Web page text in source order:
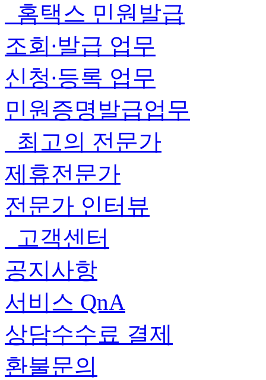
홈택스 민원발급
조회∙발급 업무
신청∙등록 업무
민원증명발급업무
최고의 전문가
제휴전문가
전문가 인터뷰
고객센터
공지사항
서비스 QnA
상담수수료 결제
환불문의